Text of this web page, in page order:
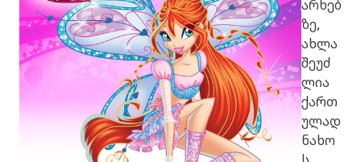
არხებ
ზე,
ახლა
შეუძ
ლია
ქართ
ულად
ნახო